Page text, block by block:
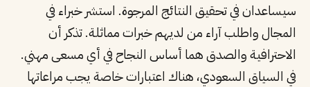
سيساعدان في تحقيق النتائج المرجوة. استشر خبراء في
المجال واطلب آراء من لديهم خبرات مماثلة. تذكر أن
الاحترافية والصدق هما أساس النجاح في أي مسعى مهني.
في السياق السعودي، هناك اعتبارات خاصة يجب مراعاتها